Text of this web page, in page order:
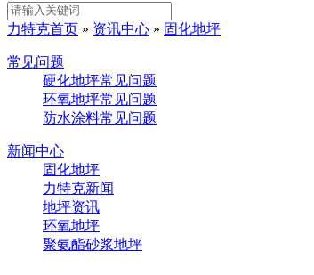
力特克首页 » 资讯中心 » 固化地坪
常见问题
硬化地坪常见问题
环氧地坪常见问题
防水涂料常见问题
新闻中心
固化地坪
力特克新闻
地坪资讯
环氧地坪
聚氨酯砂浆地坪